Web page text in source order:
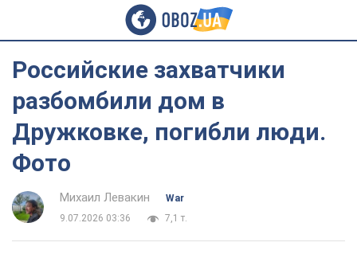
Российские захватчики
разбомбили дом в
Дружковке, погибли люди.
Фото
Михаил Левакин
War
9.07.2026 03:36
7,1 т.